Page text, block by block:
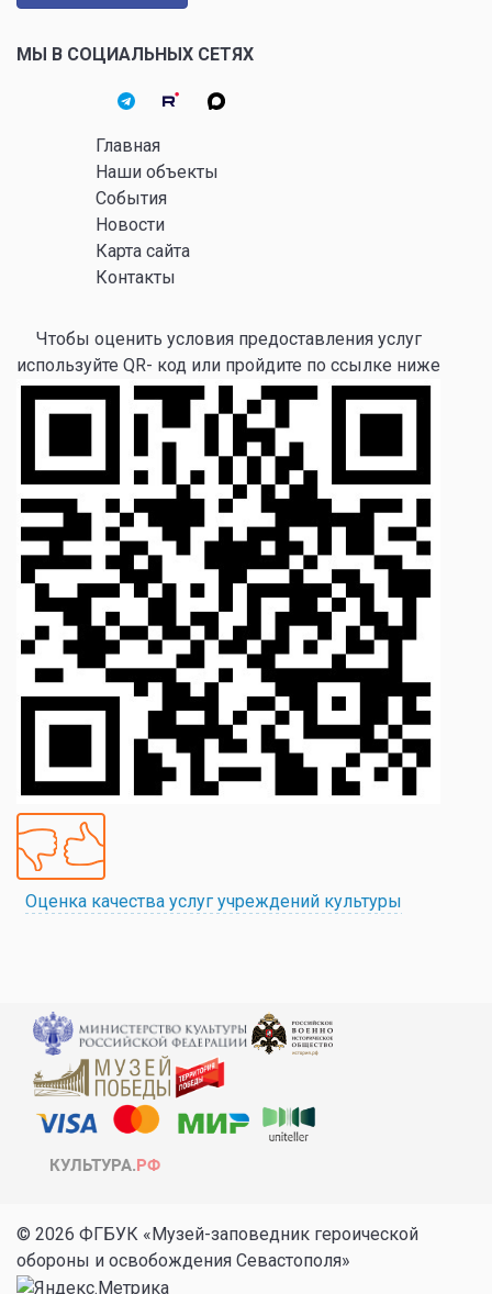
МЫ В СОЦИАЛЬНЫХ СЕТЯХ
Главная
Наши объекты
События
Новости
Карта сайта
Контакты
Чтобы оценить условия предоставления услуг
используйте QR- код или пройдите по ссылке ниже
Оценка качества услуг учреждений культуры
© 2026 ФГБУК «Музей-заповедник героической
обороны и освобождения Севастополя»